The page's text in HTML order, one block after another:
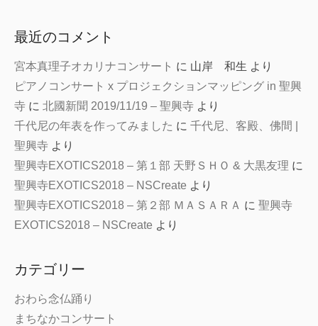
最近のコメント
宮本真理子オカリナコンサート に 山岸 和生 より
ピアノコンサート x プロジェクションマッピング in 聖興
寺 に 北國新聞 2019/11/19 – 聖興寺 より
千代尼の年表を作ってみました に 千代尼、客殿、佛間 |
聖興寺 より
聖興寺EXOTICS2018 – 第１部 天野ＳＨＯ & 大黒友理 に
聖興寺EXOTICS2018 – NSCreate より
聖興寺EXOTICS2018 – 第２部 ＭＡＳＡＲＡ に 聖興寺
EXOTICS2018 – NSCreate より
カテゴリー
おわら念仏踊り
まちなかコンサート